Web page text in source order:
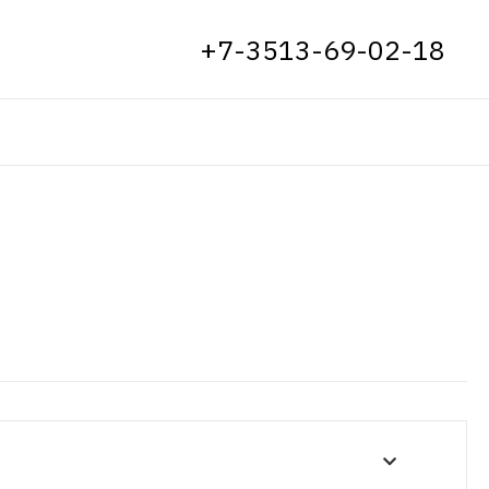
+7-3513-69-02-18